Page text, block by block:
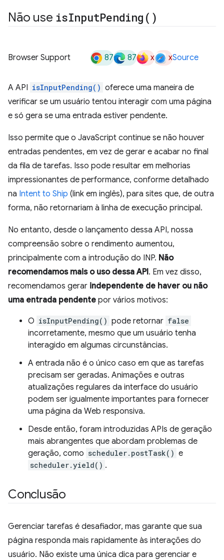
Não use isInputPending( )
Browser Support 87 87 x xSource
A API isInputPending() oferece uma maneira de
verificar se um usuário tentou interagir com uma página
e só gera se uma entrada estiver pendente.
Isso permite que o JavaScript continue se não houver
entradas pendentes, em vez de gerar e acabar no final
da fila de tarefas. Isso pode resultar em melhorias
impressionantes de performance, conforme detalhado
na Intent to Ship (link em inglês), para sites que, de outra
forma, não retornariam à linha de execução principal.
No entanto, desde o lançamento dessa API, nossa
compreensão sobre o rendimento aumentou,
principalmente com a introdução do INP. Não
recomendamos mais o uso dessa API. Em vez disso,
recomendamos gerar independente de haver ou não
uma entrada pendente por vários motivos:
O isInputPending() pode retornar false
incorretamente, mesmo que um usuário tenha
interagido em algumas circunstâncias.
A entrada não é o único caso em que as tarefas
precisam ser geradas. Animações e outras
atualizações regulares da interface do usuário
podem ser igualmente importantes para fornecer
uma página da Web responsiva.
Desde então, foram introduzidas APIs de geração
mais abrangentes que abordam problemas de
geração, como scheduler.postTask() e
scheduler.yield() .
Conclusão
Gerenciar tarefas é desafiador, mas garante que sua
página responda mais rapidamente às interações do
usuário. Não existe uma única dica para gerenciar e